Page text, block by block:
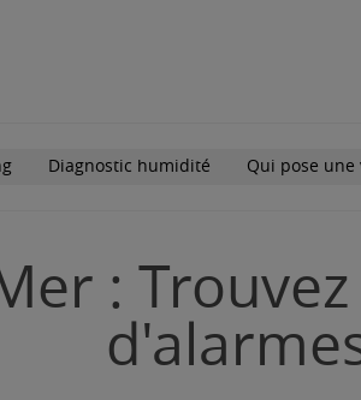
Diagnostic humidité Qui pose une
: